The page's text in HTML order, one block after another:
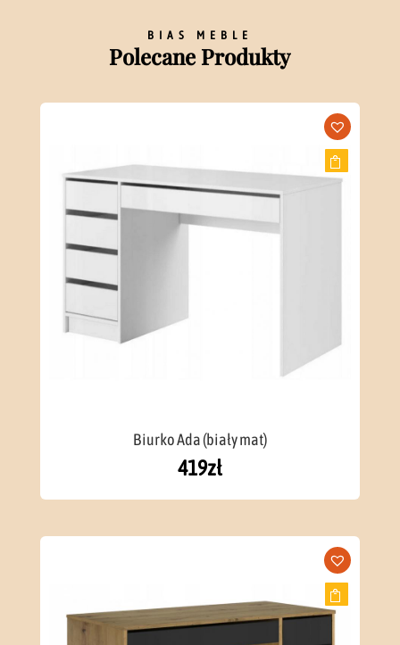
BIAS MEBLE
Polecane Produkty
Biurko Ada (biały mat)
419zł